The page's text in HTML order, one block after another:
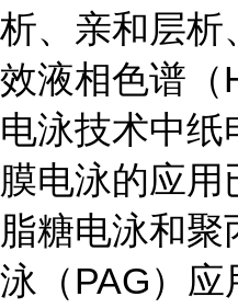
析、亲和层析
效液相色谱（
电泳技术中纸
膜电泳的应用
脂糖电泳和
泳（PAG）